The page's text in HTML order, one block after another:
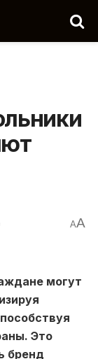
AA
могут
Это
бренд